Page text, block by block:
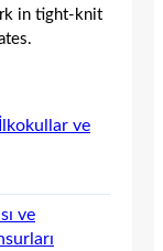
in tight-knit
ve
ve